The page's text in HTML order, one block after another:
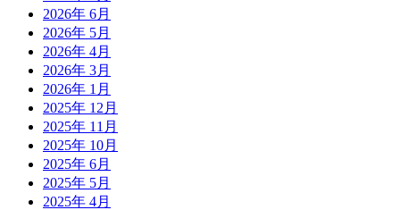
2026年 6月
2026年 5月
2026年 4月
2026年 3月
2026年 1月
2025年 12月
2025年 11月
2025年 10月
2025年 6月
2025年 5月
2025年 4月